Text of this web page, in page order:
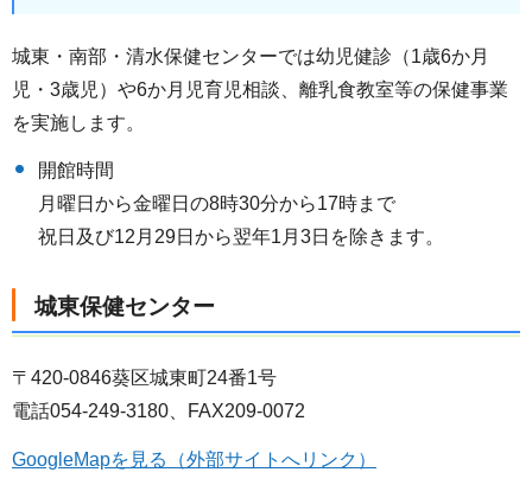
城東・南部・清水保健センターでは幼児健診（1歳6か月
児・3歳児）や6か月児育児相談、離乳食教室等の保健事業
を実施します。
開館時間
月曜日から金曜日の8時30分から17時まで
祝日及び12月29日から翌年1月3日を除きます。
城東保健センター
〒420-0846葵区城東町24番1号
電話054-249-3180、FAX209-0072
GoogleMapを見る（外部サイトへリンク）